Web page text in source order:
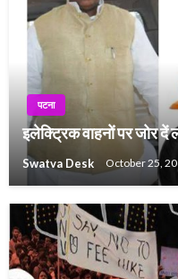
पटना
इलेक्ट्रिक वाहनों पर जोर दें
Swatva Desk October 25,